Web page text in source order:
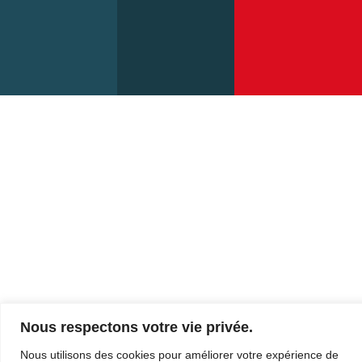
Nous respectons votre vie privée.
Nous utilisons des cookies pour améliorer votre expérience de